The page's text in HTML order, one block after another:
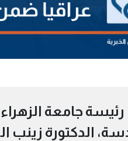
جامعة الزهراء
الدكتورة زينب